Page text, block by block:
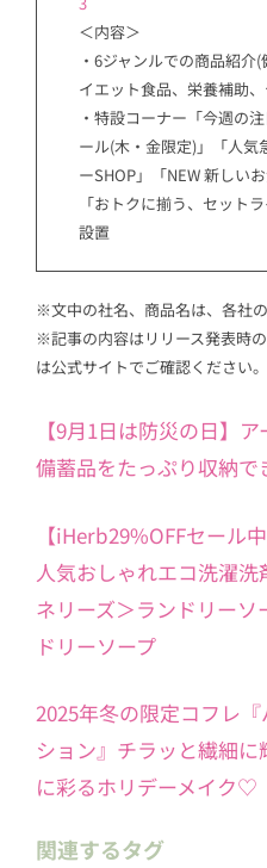
＜内容＞
・6ジャンルでの商品紹
イエット食品、栄養補助
・特設コーナー「今週の
ール(木・金限定)」「人気
ーSHOP」「NEW 新しい
「おトクに揃う、セット
設置
※文中の社名、商品名は、各社
※記事の内容はリリース発表時
は公式サイトでご確認ください。
【9月1日は防災の日】
備蓄品をたっぷり収納で
【iHerb29%OFFセール
人気おしゃれエコ洗濯
ネリーズ＞ランドリー
ドリーソープ
2025年冬の限定コフレ
ション』チラッと繊細
に彩るホリデーメイク♡
関連するタグ